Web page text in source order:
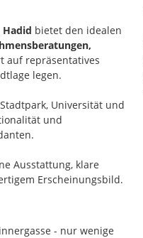
Hadid bietet den idealen
auf repräsentatives
legen.
Universität und
und
Ausstattung, klare
Erscheinungsbild.
- nur wenige